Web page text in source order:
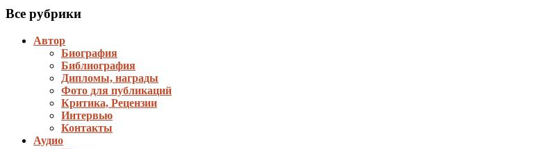
Все рубрики
Автор
Биография
Библиография
Дипломы, награды
Фото для публикаций
Критика, Рецензии
Интервью
Контакты
Аудио